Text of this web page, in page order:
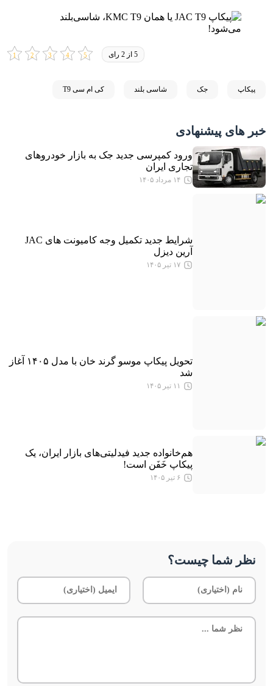
5 از 2 رای
پیکاپ جک شاسی بلند کی ام سی T9
خبر های پیشنهادی
ورود کمپرسی جدید جک به بازار خودروهای
تجاری ایران
۱۴ مرداد ۱۴۰۵
شرایط جدید تکمیل وجه کامیونت های JAC
آرین دیزل
۱۷ تیر ۱۴۰۵
تحویل پیکاپ موسو گرند خان با مدل ۱۴۰۵ آغاز
شد
۱۱ تیر ۱۴۰۵
هم‌خانواده جدید فیدلیتی‌های بازار ایران، یک
پیکاپ خَفَن است!
۶ تیر ۱۴۰۵
نظر شما چیست؟